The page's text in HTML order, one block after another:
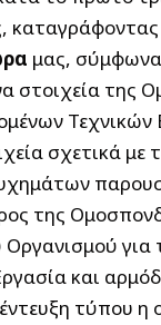
καταγράφοντας
μας,
στοιχεία της
Τεχνικών
σχετικά με
της
για
και
τύπου η